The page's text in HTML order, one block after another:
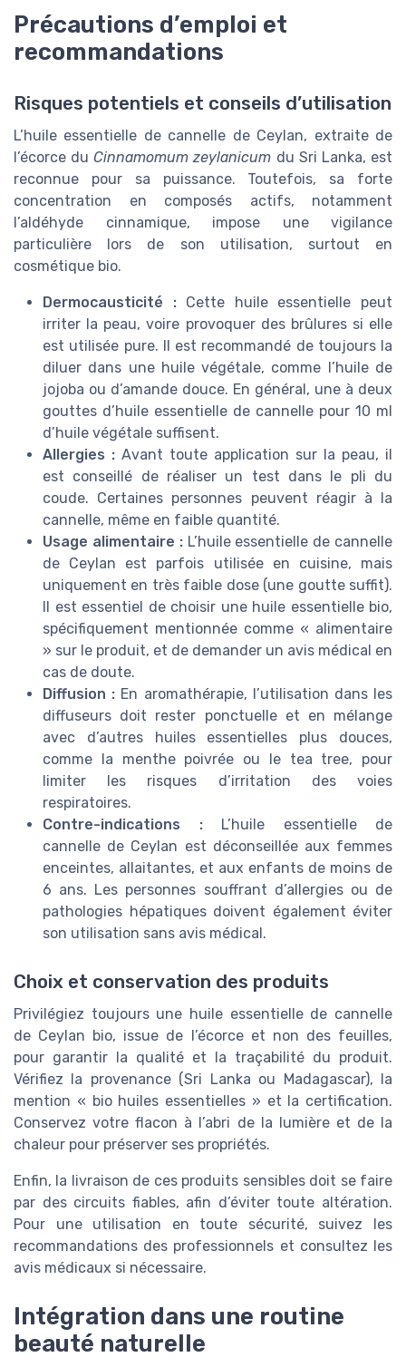
Précautions d’emploi et
recommandations
Risques potentiels et conseils d’utilisation
L’huile essentielle de cannelle de Ceylan, extraite de
l’écorce duCinnamomum zeylanicum du Sri Lanka, est
reconnue pour sa puissance. Toutefois, sa forte
concentration en composés actifs, notamment
l’aldéhyde cinnamique, impose une vigilance
particulière lors de son utilisation, surtout en
cosmétique bio.
Dermocausticité :Cette huile essentielle peut
irriter la peau, voire provoquer des brûlures si elle
est utilisée pure. Il est recommandé de toujours la
diluer dans une huile végétale, comme l’huile de
jojoba ou d’amande douce. En général, une à deux
gouttes d’huile essentielle de cannelle pour 10 ml
d’huile végétale suffisent.
Allergies : Avant toute application sur la peau, il
est conseillé de réaliser un test dans le pli du
coude. Certaines personnes peuvent réagir à la
cannelle, même en faible quantité.
Usage alimentaire :L’huile essentielle de cannelle
de Ceylan est parfois utilisée en cuisine, mais
uniquement en très faible dose (une goutte suffit).
Il est essentiel de choisir une huile essentielle bio,
spécifiquement mentionnée comme « alimentaire
» sur le produit, et de demander un avis médical en
cas de doute.
Diffusion : En aromathérapie, l’utilisation dans les
diffuseurs doit rester ponctuelle et en mélange
avec d’autres huiles essentielles plus douces,
comme la menthe poivrée ou le tea tree, pour
limiter les risques d’irritation des voies
respiratoires.
Contre-indications :L’huile essentielle de
cannelle de Ceylan est déconseillée aux femmes
enceintes, allaitantes, et aux enfants de moins de
6 ans. Les personnes souffrant d’allergies ou de
pathologies hépatiques doivent également éviter
son utilisation sans avis médical.
Choix et conservation des produits
Privilégiez toujours une huile essentielle de cannelle
de Ceylan bio, issue de l’écorce et non des feuilles,
pour garantir la qualité et la traçabilité du produit.
Vérifiez la provenance (Sri Lanka ou Madagascar), la
mention « bio huiles essentielles » et la certification.
Conservez votre flacon à l’abri de la lumière et de la
chaleur pour préserver ses propriétés.
Enfin, la livraison de ces produits sensibles doit se faire
par des circuits fiables, afin d’éviter toute altération.
Pour une utilisation en toute sécurité, suivez les
recommandations des professionnels et consultez les
avis médicaux si nécessaire.
Intégration dans une routine
beauté naturelle